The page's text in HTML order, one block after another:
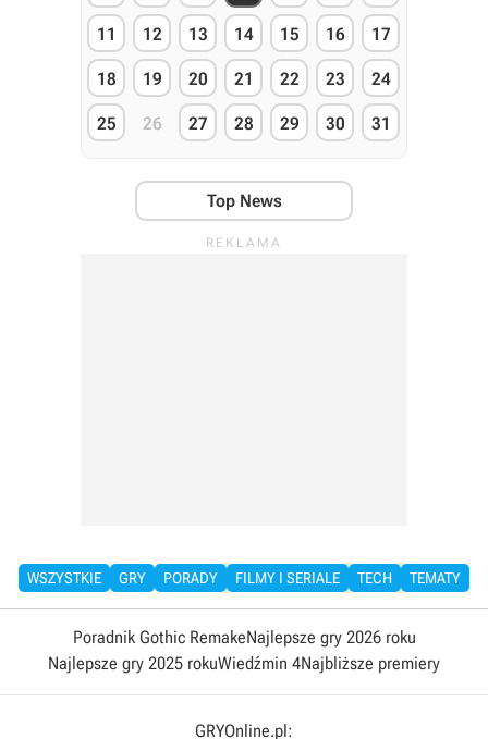
11 12 13 14 15 16 17
18 19 20 21 22 23 24
25 26 27 28 29 30 31
Top News
WSZYSTKIE GRY PORADY FILMY I SERIALE TECH TEMATY
Poradnik Gothic RemakeNajlepsze gry 2026 roku
Najlepsze gry 2025 rokuWiedźmin 4Najbliższe premiery
GRYOnline.pl: